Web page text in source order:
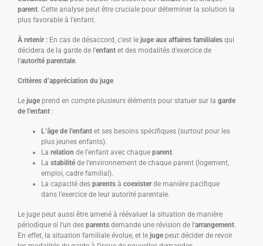
parent. Cette analyse peut être cruciale pour déterminer la solution la
plus favorable à l’enfant.
À retenir : En cas de désaccord, c’est le juge aux affaires familiales qui
décidera de la garde de l’enfant et des modalités d’exercice de
l’autorité parentale.
Critères d’appréciation du juge
Le juge prend en compte plusieurs éléments pour statuer sur la garde
de l’enfant :
L’âge de l’enfant et ses besoins spécifiques (surtout pour les
plus jeunes enfants).
La relation de l’enfant avec chaque parent.
La stabilité de l’environnement de chaque parent (logement,
emploi, cadre familial).
La capacité des parents à coexisterde manière pacifique
dans l’exercice de leur autorité parentale.
Le juge peut aussi être amené à réévaluer la situation de manière
périodique si l’un des parents demande une révision de l’arrangement.
En effet, la situation familiale évolue, et le juge peut décider de revoir